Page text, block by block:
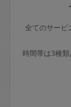
全てのサービ
時間帯は3種